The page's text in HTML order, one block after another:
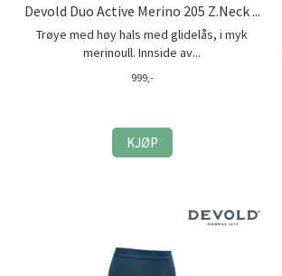
Devold Duo Active Merino 205 Z.Neck ...
Trøye med høy hals med glidelås, i myk
merinoull. Innside av...
999,-
KJØP